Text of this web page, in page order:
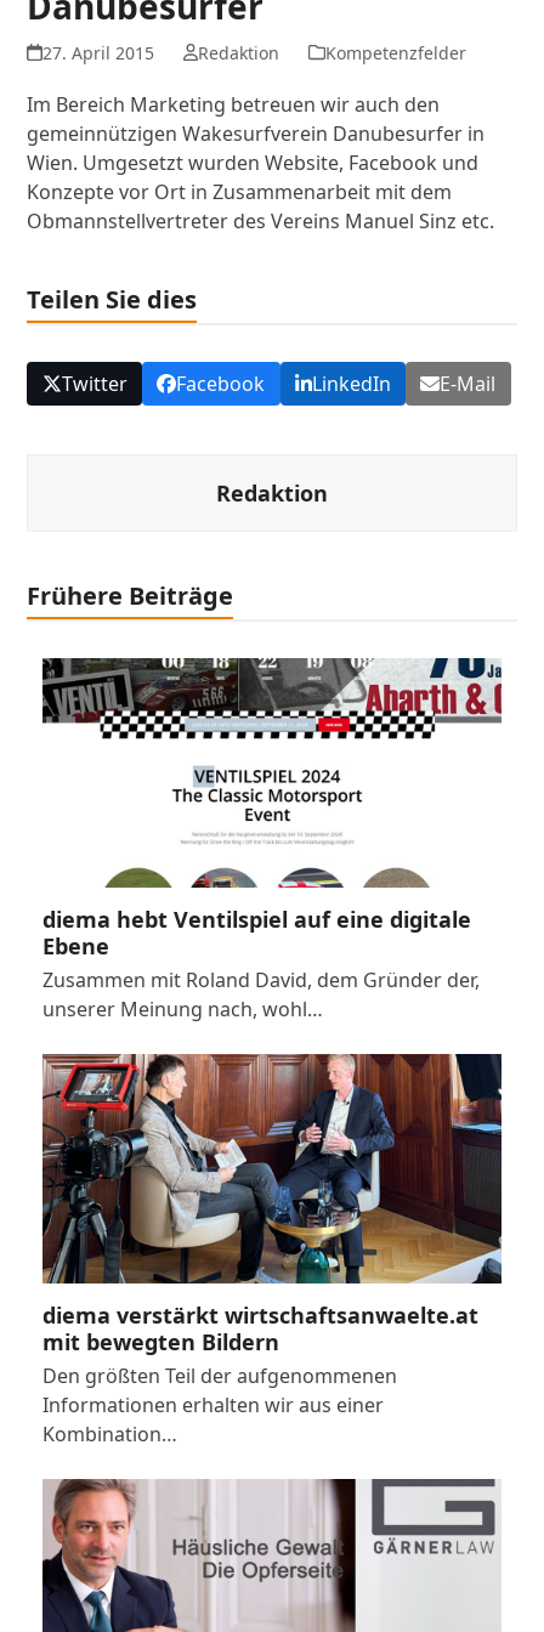
27. April 2015 Redaktion Kompetenzfelder
Im Bereich Marketing betreuen wir auch den
gemeinnützigen Wakesurfverein Danubesurfer in
Wien. Umgesetzt wurden Website, Facebook und
Konzepte vor Ort in Zusammenarbeit mit dem
Obmannstellvertreter des Vereins Manuel Sinz etc.
Teilen Sie dies
Twitter Facebook LinkedIn E-Mail
Redaktion
Frühere Beiträge
diema hebt Ventilspiel auf eine digitale
Ebene
Zusammen mit Roland David, dem Gründer der,
unserer Meinung nach, wohl…
diema verstärkt wirtschaftsanwaelte.at
mit bewegten Bildern
Den größten Teil der aufgenommenen
Informationen erhalten wir aus einer
Kombination…